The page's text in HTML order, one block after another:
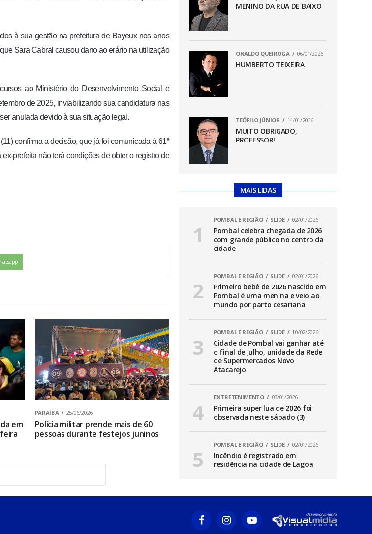
à sua gestão na prefeitura de Bayeux nos anos
Sara Cabral causou dano ao erário na utilização
ao Ministério do Desenvolvimento Social e
de 2025, inviabilizando sua candidatura nas
anulada devido à sua situação legal.
confirma a decisão, que já foi comunicada à 61ª
prefeita não terá condições de obter o registro de
em
PARAÍBA 25/06/2026
Polícia militar prende mais de 60
pessoas durante festejos juninos
MENINO DA RUA DE BAIXO
ONALDO QUEIROGA 06/01/2026
HUMBERTO TEIXEIRA
TEÓFILO JÚNIOR 14/01/2026
MUITO OBRIGADO,
PROFESSOR!
MAIS LIDAS
POMBAL E REGIÃO SLIDE 02/01/2026
Pombal celebra chegada de 2026
com grande público no centro da
cidade
POMBAL E REGIÃO SLIDE 02/01/2026
Primeiro bebê de 2026 nascido em
Pombal é uma menina e veio ao
mundo por parto cesariana
POMBAL E REGIÃO SLIDE 10/02/2026
Cidade de Pombal vai ganhar até
o final de julho, unidade da Rede
de Supermercados Novo
Atacarejo
ENTRETENIMENTO 03/01/2026
Primeira super lua de 2026 foi
observada neste sábado (3)
POMBAL E REGIÃO SLIDE 02/01/2026
Incêndio é registrado em
residência na cidade de Lagoa